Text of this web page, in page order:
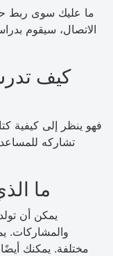
الاتصال، سيقوم
فهو ينظر إلى كيفية
تشاركه
ما
يمكن أن
مختلفة. يمكنك